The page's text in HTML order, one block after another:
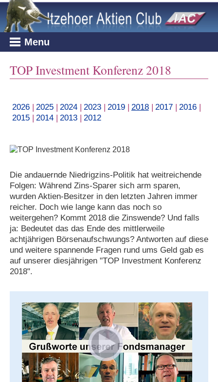
TOP Investment Konferenz 2018
2026| 2025| 2024| 2023| 2019| 2018| 2017| 2016|
2015| 2014| 2013| 2012
Die andauernde Niedrigzins-Politik hat weitreichende
Folgen: Während Zins-Sparer sich arm sparen,
wurden Aktien-Besitzer in den letzten Jahren immer
reicher. Doch wie lange kann das noch so
weitergehen? Kommt 2018 die Zinswende? Und falls
ja: Bedeutet das das Ende des mittlerweile
achtjährigen Börsenaufschwungs? Antworten auf diese
und weitere spannende Fragen rund ums Geld gab es
auf unserer diesjährigen "TOP Investment Konferenz
2018".
IAC-Aktuell
IAC-Team
Karriere
Club-Fonds
TOP-Investors Global
TOP Defensiv Plus
Tagesgeld
Newsletter
Übertrags-Pämie
Formulare
Termine
Kreuzfahrt